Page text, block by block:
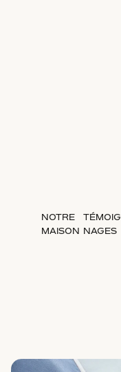
NOTRE
MAISON
TÉMOIG
NAGES